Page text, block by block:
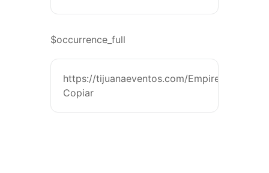
$occurrence_full
https://tijuanaeventos.com/
Copiar